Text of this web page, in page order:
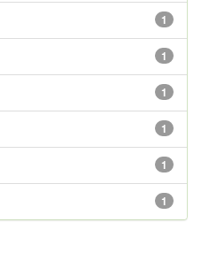
1
1
1
1
1
1